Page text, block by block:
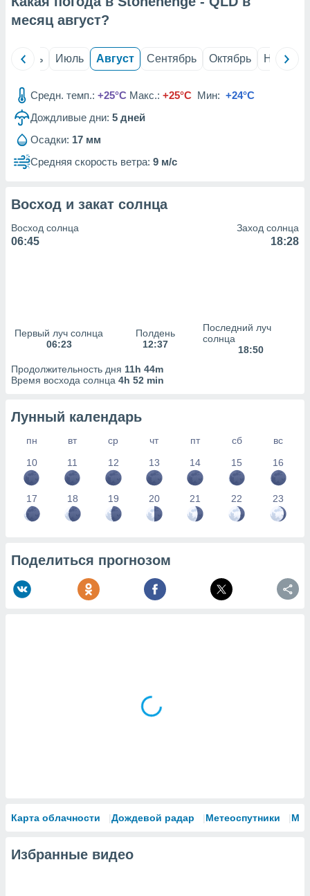
из
данных
наших 1199
месяц август?
Июнь Июль Август Сентябрь Октябрь Ноябрь
Средн. темп.: +25°C Макс.: +25°C Мин: +24°C
Дождливые дни: 5 дней
Осадки: 17 мм
Средняя скорость ветра: 9 м/с
Восход и закат солнца
Восход солнца
06:45
Заход солнца
18:28
Первый луч солнца
06:23
Полдень
12:37
Последний луч
солнца
18:50
Продолжительность дня 11h 44m
Время восхода солнца 4h 52 min
Лунный календарь
пн вт ср чт пт сб
вс
10
11 12 13 14 15 16
17 18 19 20 21 22 23
Поделиться прогнозом
Карта облачности Дождевой радар Метеоспутники
Избранные видео